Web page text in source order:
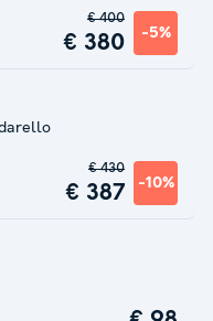
€ 380 -5%
€ 400
€ 387 -10%
€ 430